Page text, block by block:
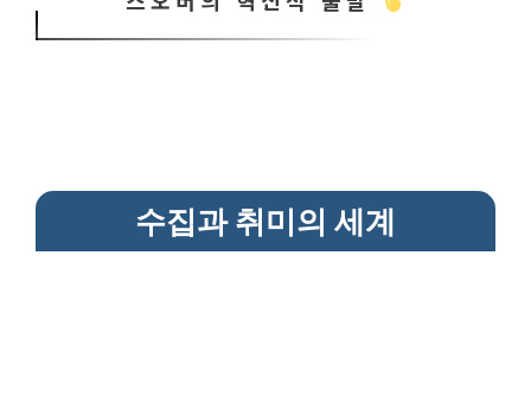
수집과 취미의 세계